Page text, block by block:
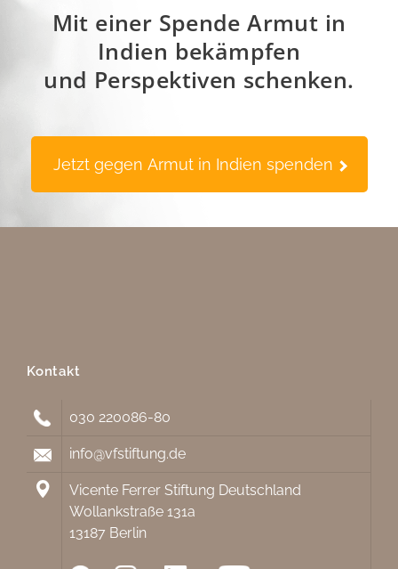
o
o I
n
A
p
Mit einer Spende Armut in
Indien bekämpfen
und Perspektiven schenken.
Jetzt gegen Armut in Indien spenden
Kontakt
030 220086-80
info@vfstiftung.de
Vicente Ferrer Stiftung Deutschland
Wollankstraße 131a
13187 Berlin